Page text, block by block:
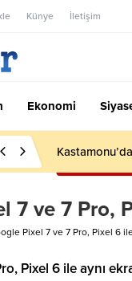
Künye İletişim
Ekonomi
7 ve 7 Pro,
Pixel 7 ve 7 Pro, Pixel 6
Pixel 6 ile aynı